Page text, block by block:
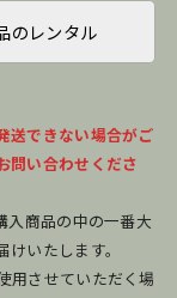
のレンタル
送できない場合がご
問い合わせくださ
入商品の中の一番大
いたします。
用させていただく場